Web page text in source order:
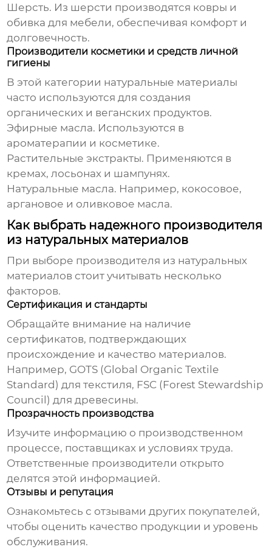
Шерсть. Из шерсти производятся ковры и
обивка для мебели, обеспечивая комфорт и
долговечность.
Производители косметики и средств личной
гигиены
В этой категории натуральные материалы
часто используются для создания
органических и веганских продуктов.
Эфирные масла. Используются в
ароматерапии и косметике.
Растительные экстракты. Применяются в
кремах, лосьонах и шампунях.
Натуральные масла. Например, кокосовое,
аргановое и оливковое масла.
Как выбрать надежного производителя
из натуральных материалов
При выборе производителя из натуральных
материалов стоит учитывать несколько
факторов.
Сертификация и стандарты
Обращайте внимание на наличие
сертификатов, подтверждающих
происхождение и качество материалов.
Например, GOTS (Global Organic Textile
Standard) для текстиля, FSC (Forest Stewardship
Council) для древесины.
Прозрачность производства
Изучите информацию о производственном
процессе, поставщиках и условиях труда.
Ответственные производители открыто
делятся этой информацией.
Отзывы и репутация
Ознакомьтесь с отзывами других покупателей,
чтобы оценить качество продукции и уровень
обслуживания.